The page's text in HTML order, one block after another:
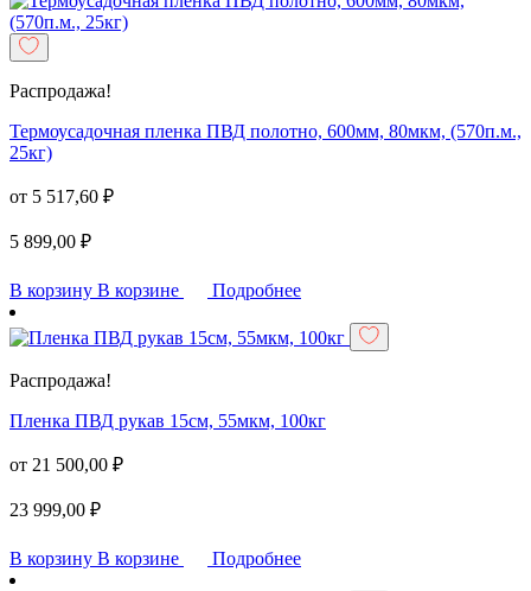
Распродажа!
Термоусадочная пленка ПВД полотно, 600мм, 80мкм, (570п.м.,
25кг)
от 5 517,60 ₽
5 899,00 ₽
В корзину В корзине Подробнее
Распродажа!
Пленка ПВД рукав 15см, 55мкм, 100кг
от 21 500,00 ₽
23 999,00 ₽
В корзину В корзине Подробнее